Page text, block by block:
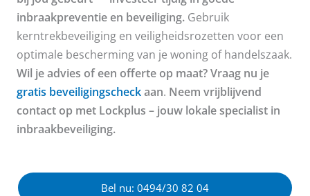
inbraakpreventie en beveiliging. Gebruik
kerntrekbeveiliging en veiligheidsrozetten voor een
optimale bescherming van je woning of handelszaak.
Wil je advies of een offerte op maat? Vraag nu je
gratis beveiligingscheckaan. Neem vrijblijvend
contact op met Lockplus – jouw lokale specialist in
inbraakbeveiliging.
Bel nu: 0494/30 82 04